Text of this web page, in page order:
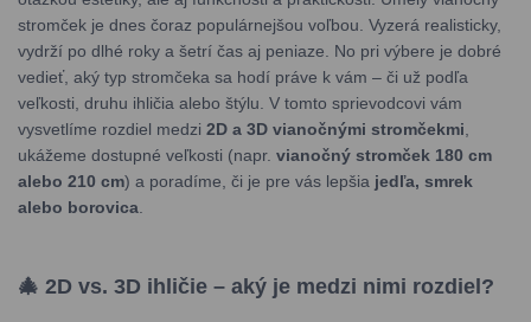
stromček je dnes čoraz populárnejšou voľbou. Vyzerá realisticky,
vydrží po dlhé roky a šetrí čas aj peniaze. No pri výbere je dobré
vedieť, aký typ stromčeka sa hodí práve k vám – či už podľa
veľkosti, druhu ihličia alebo štýlu. V tomto sprievodcovi vám
vysvetlíme rozdiel medzi 2D a 3D vianočnými stromčekmi
ukážeme dostupné veľkosti (napr. vianočný stromček 180 cm
alebo 210 cm) a poradíme, či je pre vás lepšia jedľa, smrek
alebo borovica
🎄 2D vs. 3D ihličie – aký je medzi nimi rozdiel?